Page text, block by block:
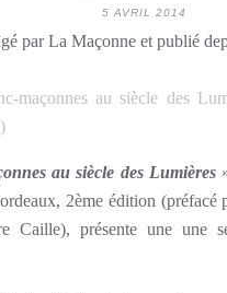
5 AVRIL 2014
par La Maçonne et publié
au siècle des Lumières
2ème édition
Caille), présente une une